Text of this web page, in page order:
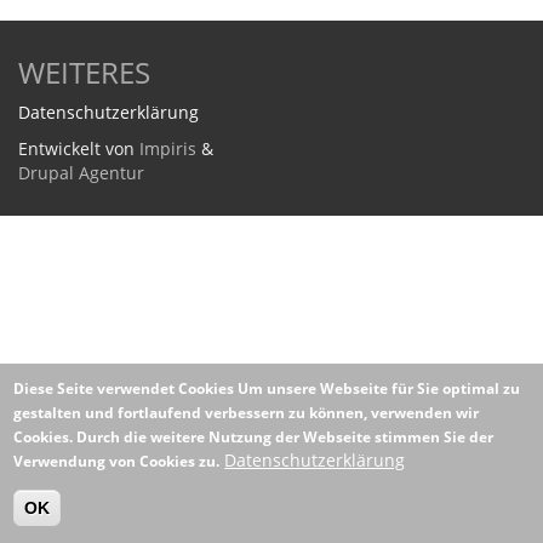
WEITERES
Datenschutzerklärung
Entwickelt von Impiris &
Drupal Agentur
Diese Seite verwendet Cookies Um unsere Webseite für Sie optimal zu
gestalten und fortlaufend verbessern zu können, verwenden wir
Cookies. Durch die weitere Nutzung der Webseite stimmen Sie der
Verwendung von Cookies zu. Datenschutzerklärung
OK